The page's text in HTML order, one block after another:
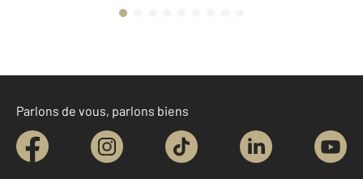
Parlons de vous, parlons biens